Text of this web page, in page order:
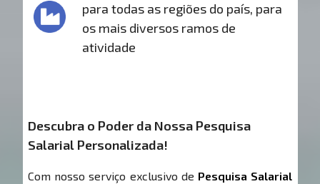
para todas as regiões do país, para
os mais diversos ramos de
atividade
Descubra o Poder da Nossa Pesquisa
Salarial Personalizada!
Com nosso serviço exclusivo de Pesquisa Salarial